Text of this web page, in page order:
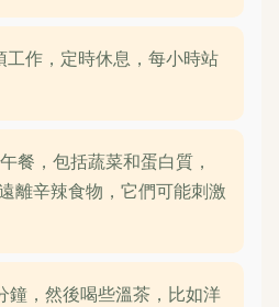
工作，定時休息，每小時站
餐，包括蔬菜和蛋白質，
離辛辣食物，它們可能刺激
鐘，然後喝些溫茶，比如洋